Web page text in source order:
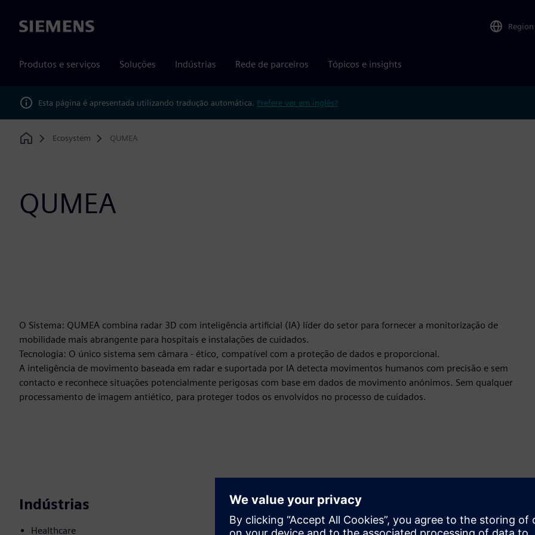
Siemens Region
Produtos e serviços Soluções Indústrias Rede de parceiros Tópicos e insights
Esta página é apresentada utilizando tradução automática. Prefere ver em inglês?
Home
Ecosystem QUMEA
QUMEA
O Sistema: QUMEA combina radar 3D com inteligência artificial (IA) líder do setor para fornecer a monitorização de
mobilidade mais abrangente para hospitais e instalações de cuidados.
Tecnologia: O único sistema sem câmara - ético, compatível com a proteção de dados e proporcional.
A inteligência de movimento baseada em radar e suportada por IA detecta movimentos humanos com precisão e sem
contacto e reconhece situações potencialmente perigosas com base em dados de movimento anónimos. Sem qualquer
processamento de imagem antiético, para proteger todos os envolvidos no processo de cuidados.
Indústrias
Healthcare
Movimento
Service